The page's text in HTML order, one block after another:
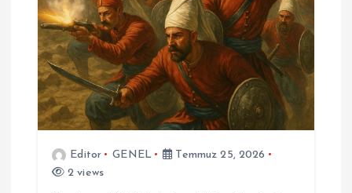
Editor GENEL
Temmuz 25, 2026
2 views